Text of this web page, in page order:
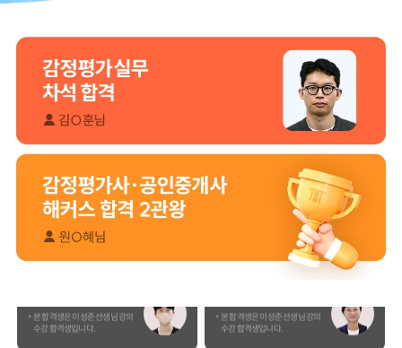
덕분에 노베이스로
합격할 수 있었습니다.
합격생 양*성님
직접 답안을 봐주시고
피드백 해주셔서 합격할
합격생 이*원님
다른 학원 강의를 모두
들어봤지만, 해커스
되었습니다.
비전공자로 시작해서
막막했는데 해커스
이성준 평가사님이
합격이라는 결과를 받을
수 있었습니다.